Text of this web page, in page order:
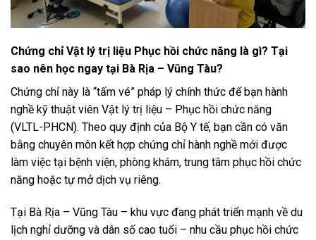
Chứng chỉ Vật lý trị liệu Phục hồi chức năng là gì? Tại
sao nên học ngay tại Bà Rịa – Vũng Tàu?
Chứng chỉ này là “tấm vé” pháp lý chính thức để bạn hành
nghề kỹ thuật viên Vật lý trị liệu – Phục hồi chức năng
(VLTL-PHCN). Theo quy định của Bộ Y tế, bạn cần có văn
bằng chuyên môn kết hợp chứng chỉ hành nghề mới được
làm việc tại bệnh viện, phòng khám, trung tâm phục hồi chức
năng hoặc tự mở dịch vụ riêng.
Tại Bà Rịa – Vũng Tàu – khu vực đang phát triển mạnh về du
lịch nghỉ dưỡng và dân số cao tuổi – nhu cầu phục hồi chức